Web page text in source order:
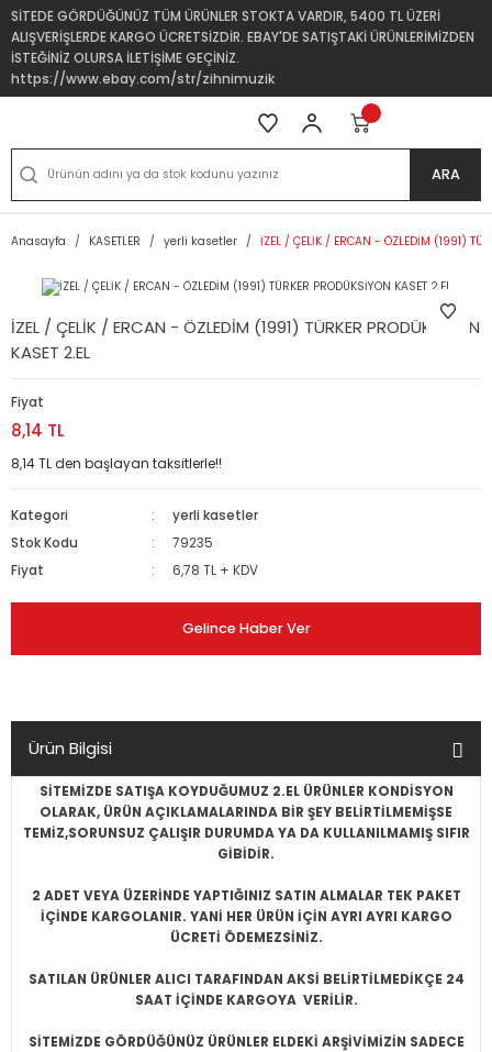
SİTEDE GÖRDÜĞÜNÜZ TÜM ÜRÜNLER STOKTA VARDIR, 5400 TL ÜZERİ
ALIŞVERİŞLERDE KARGO ÜCRETSİZDİR. EBAY'DE SATIŞTAKİ ÜRÜNLERİMİZDEN
İSTEĞİNİZ OLURSA İLETİŞİME GEÇİNİZ.
https://www.ebay.com/str/zihnimuzik
ARA
Anasayfa KASETLER yerli kasetler İZEL / ÇELİK / ERCAN - ÖZLEDİM (1991)
İZEL / ÇELİK / ERCAN - ÖZLEDİM (1991) TÜRKER PRODÜKSİYON
KASET 2.EL
Fiyat
8,14 TL
8,14 TL den başlayan taksitlerle!!
Kategori
yerli kasetler
Stok Kodu
79235
Fiyat
6,78 TL + KDV
Gelince Haber Ver
Ürün Bilgisi
SİTEMİZDE SATIŞA KOYDUĞUMUZ 2.EL ÜRÜNLER KONDİSYON
OLARAK, ÜRÜN AÇIKLAMALARINDA BİR ŞEY BELİRTİLMEMİŞSE
TEMİZ,SORUNSUZ ÇALIŞIR DURUMDA YA DA KULLANILMAMIŞ SIFIR
GİBİDİR.
2 ADET VEYA ÜZERİNDE YAPTIĞINIZ SATIN ALMALAR TEK PAKET
İÇİNDE KARGOLANIR. YANİ HER ÜRÜN İÇİN AYRI AYRI KARGO
ÜCRETİ ÖDEMEZSİNİZ.
SATILAN ÜRÜNLER ALICI TARAFINDAN AKSİ BELİRTİLMEDİKÇE 24
SAAT İÇİNDE KARGOYA VERİLİR.
SİTEMİZDE GÖRDÜĞÜNÜZ ÜRÜNLER ELDEKİ ARŞİVİMİZİN SADECE